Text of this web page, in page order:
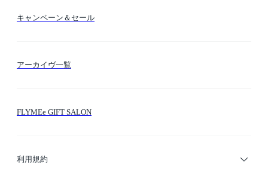
キャンペーン＆セール
アーカイヴ一覧
FLYMEe GIFT SALON
利用規約